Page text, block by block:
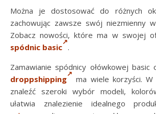
Można je dostosować do różnych
zachowując zawsze swój niezmienny
Zobacz nowości, które ma w swojej
spódnic basic .
Zamawianie spódnicy ołówkowej basic
droppshipping
ma wiele korzyści. W
znaleźć szeroki wybór modeli,
ułatwia znalezienie idealnego